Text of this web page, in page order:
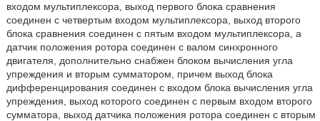
входом мультиплексора, выход первого блока сравнения
соединен с четвертым входом мультиплексора, выход второго
блока сравнения соединен с пятым входом мультиплексора, а
датчик положения ротора соединен с валом синхронного
двигателя, дополнительно снабжен блоком вычисления угла
упреждения и вторым сумматором, причем выход блока
дифференцирования соединен с входом блока вычисления угла
упреждения, выход которого соединен с первым входом второго
сумматора, выход датчика положения ротора соединен с вторым